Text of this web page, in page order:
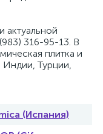
актуальной
316-95-13. В
плитка и
Индии, Турции,
(Испания)